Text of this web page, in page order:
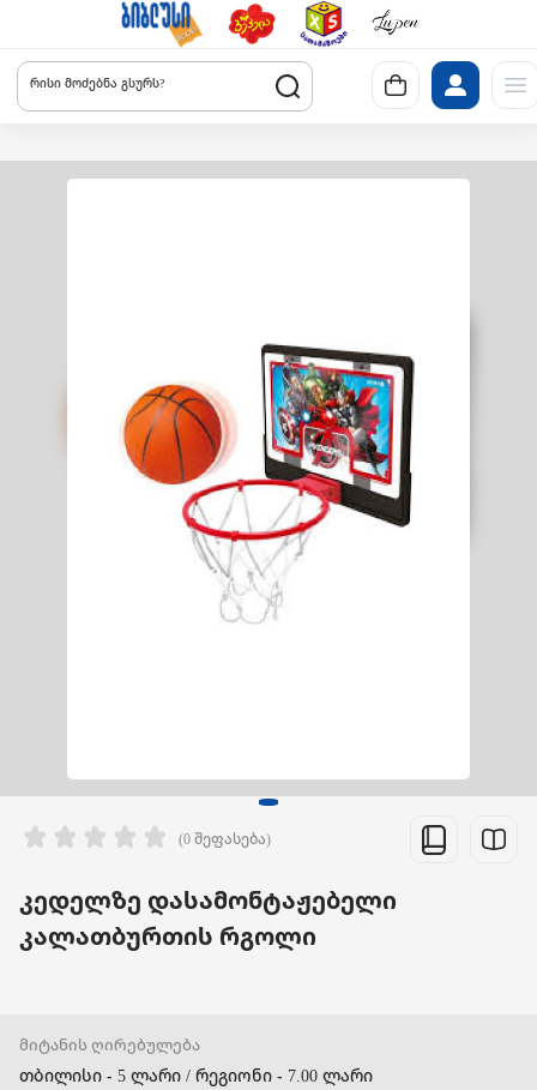
რისი მოძებნა გსურს?
(0 შეფასება)
კედელზე დასამონტაჟებელი
კალათბურთის რგოლი
მიტანის ღირებულება
თბილისი - 5 ლარი / რეგიონი - 7.00 ლარი